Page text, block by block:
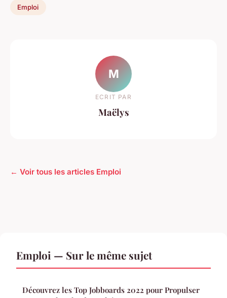
Emploi
M
ECRIT PAR
Maëlys
← Voir tous les articles Emploi
Emploi — Sur le même sujet
Découvrez les Top Jobboards 2022 pour Propulser